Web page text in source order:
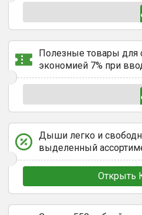
Полезные товары для
экономией 7% при
Дыши легко и
выделенный
Открыть